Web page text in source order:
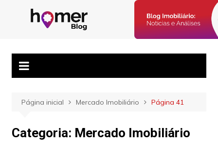
Blog Homer:
Mercado
Imobiliário,
Posts semanais sobre o mercado imobiliário e dicas para
corretores imobiliários encontrarem parceiros e venderem mais.
Página inicial Mercado Imobiliário Página 41
Categoria: Mercado Imobiliário